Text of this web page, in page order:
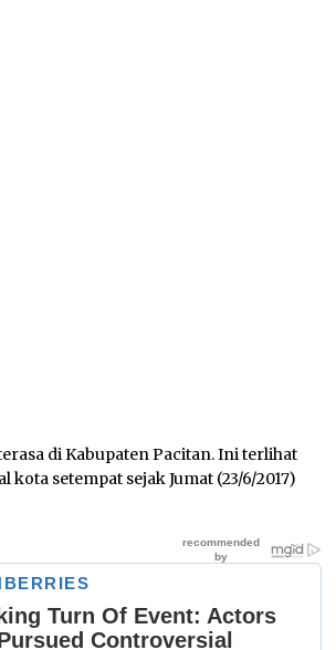
di Kabupaten Pacitan. Ini terlihat
setempat sejak Jumat (23/6/2017)